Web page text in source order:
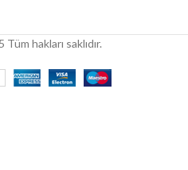
Tüm hakları saklıdır.